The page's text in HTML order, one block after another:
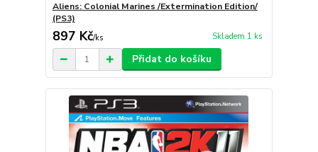
Aliens: Colonial Marines /Extermination Edition/
(PS3)
897 Kč/ks Skladem 1 ks
Přidat do košíku